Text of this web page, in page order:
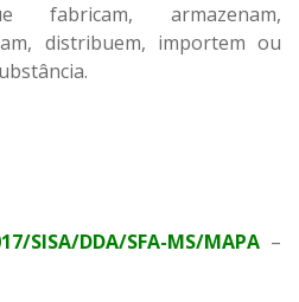
fabricam, armazenam,
distribuem, importem ou
SISA/DDA/SFA-MS/MAPA–